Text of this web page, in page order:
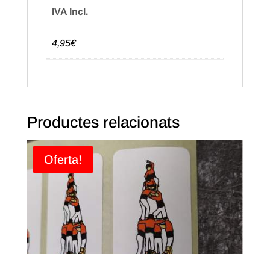
IVA Incl.
4,95€
Productes relacionats
Oferta!